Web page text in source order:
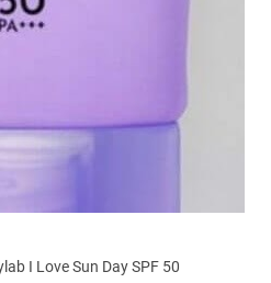
I Love Sun Day SPF 50